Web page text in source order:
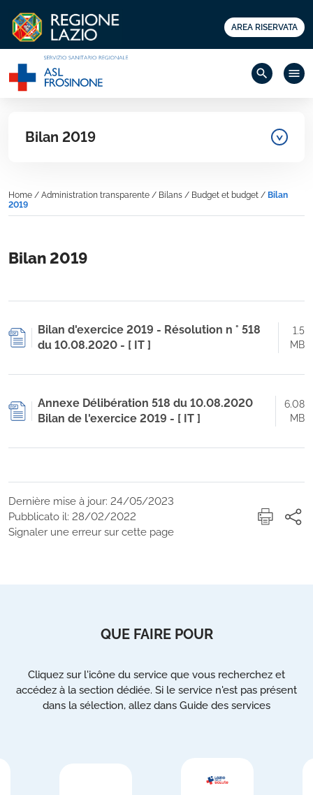
AREA RISERVATA
search menu
Bilan 2019
Home / Administration transparente / Bilans / Budget et budget / Bilan
2019
Bilan 2019
Bilan d'exercice 2019 - Résolution n ° 518
du 10.08.2020 - [ IT ]
1.5
MB
Annexe Délibération 518 du 10.08.2020
Bilan de l'exercice 2019 - [ IT ]
6.08
MB
Dernière mise à jour: 24/05/2023
Pubblicato il: 28/02/2022
Signaler une erreur sur cette page
QUE FAIRE POUR
Cliquez sur l'icône du service que vous recherchez et
accédez à la section dédiée. Si le service n'est pas présent
dans la sélection, allez dans Guide des services